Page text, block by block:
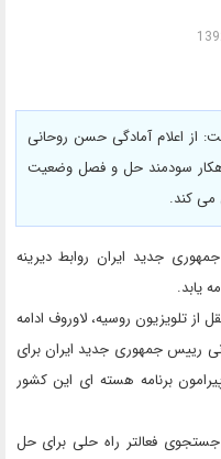
از اعلام آمادگی حسن روحانی
سودمند حل و فصل وضعیت
می کند.
جدید ایران روابط دیرینه
یابد.
تلویزیون روسیه، لاوروف ادامه
رییس جمهوری جدید ایران برای
برنامه هسته ای این کشور
فعالتر راه حلی برای حل